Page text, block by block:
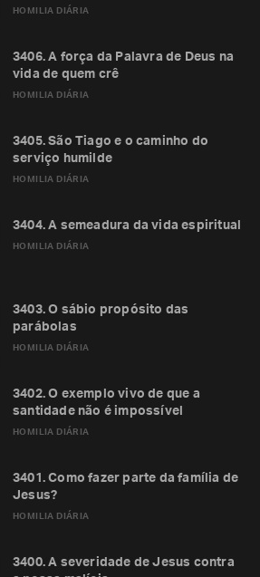
HOMILIA DIÁRIA
HOMILIA DIÁRIA
3406. A força da Palavra de Deus na
vida de quem crê
HOMILIA DIÁRIA
3405. São Tiago e o caminho do
serviço humilde
HOMILIA DIÁRIA
3404. A semeadura da vida espiritual
HOMILIA DIÁRIA
3403. O sábio propósito das
parábolas
HOMILIA DIÁRIA
3402. O exemplo vivo de que a
santidade não é impossível
HOMILIA DIÁRIA
3401. Como fazer parte da família de
Jesus?
3400. A severidade de Jesus contra